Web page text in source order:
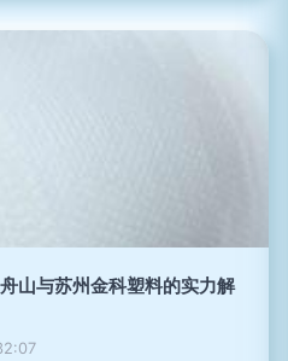
山与苏州金科塑料的实力解